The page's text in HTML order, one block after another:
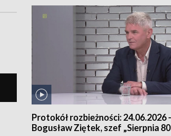
Protokół rozbieżności: 24.06.2026 -
Bogusław Ziętek, szef „Sierpnia